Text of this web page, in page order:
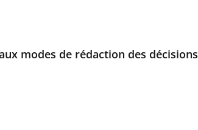
modes de rédaction des décisions